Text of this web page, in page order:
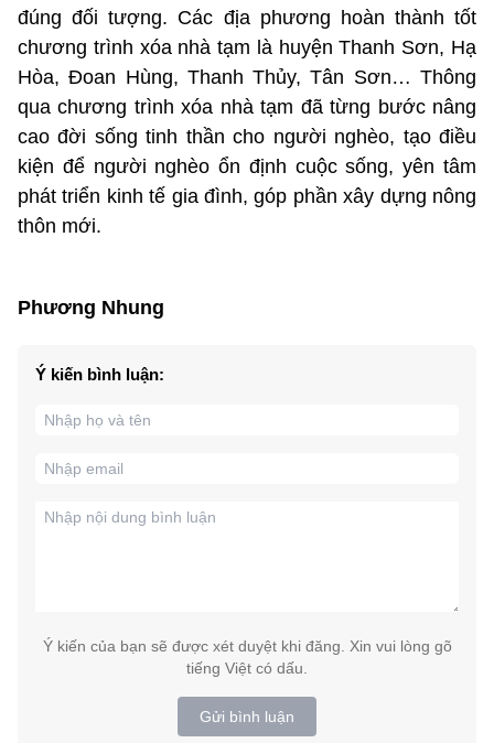
đúng đối tượng. Các địa phương hoàn thành tốt
chương trình xóa nhà tạm là huyện Thanh Sơn, Hạ
Hòa, Đoan Hùng, Thanh Thủy, Tân Sơn… Thông
qua chương trình xóa nhà tạm đã từng bước nâng
cao đời sống tinh thần cho người nghèo, tạo điều
kiện để người nghèo ổn định cuộc sống, yên tâm
phát triển kinh tế gia đình, góp phần xây dựng nông
thôn mới.
Phương Nhung
Ý kiến bình luận:
Ý kiến của bạn sẽ được xét duyệt khi đăng. Xin vui lòng gõ
tiếng Việt có dấu.
Gửi bình luận